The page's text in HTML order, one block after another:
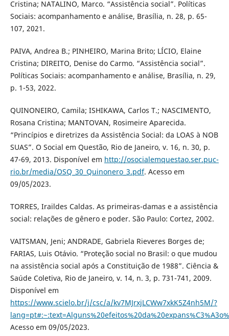
Cristina; NATALINO, Marco. “Assistência social”. Políticas
Sociais: acompanhamento e análise, Brasília, n. 28, p. 65-
107, 2021.
PAIVA, Andrea B.; PINHEIRO, Marina Brito; LÍCIO, Elaine
Cristina; DIREITO, Denise do Carmo. “Assistência social”.
Políticas Sociais: acompanhamento e análise, Brasília, n. 29,
p. 1-53, 2022.
QUINONEIRO, Camila; ISHIKAWA, Carlos T.; NASCIMENTO,
Rosana Cristina; MANTOVAN, Rosimeire Aparecida.
“Princípios e diretrizes da Assistência Social: da LOAS à NOB
SUAS”. O Social em Questão, Rio de Janeiro, v. 16, n. 30, p.
47-69, 2013. Disponível em http://osocialemquestao.ser.puc-
rio.br/media/OSQ_30_Quinonero_3.pdf. Acesso em
09/05/2023.
TORRES, Iraildes Caldas. As primeiras-damas e a assistência
social: relações de gênero e poder. São Paulo: Cortez, 2002.
VAITSMAN, Jeni; ANDRADE, Gabriela Rieveres Borges de;
FARIAS, Luis Otávio. “Proteção social no Brasil: o que mudou
na assistência social após a Constituição de 1988”. Ciência &
Saúde Coletiva, Rio de Janeiro, v. 14, n. 3, p. 731-741, 2009.
Disponível em
https://www.scielo.br/j/csc/a/kv7MJrxjLCWw7xkK5Z4nh5M/?
Acesso em 09/05/2023.